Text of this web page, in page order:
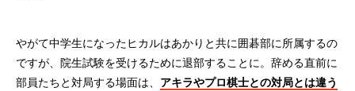
やがて中学生になったヒカルはあかりと共に囲碁部に所属するの
ですが、院生試験を受けるために退部することに。辞める直前に
部員たちと対局する場面は、 アキラやプロ棋士との対局とは違う